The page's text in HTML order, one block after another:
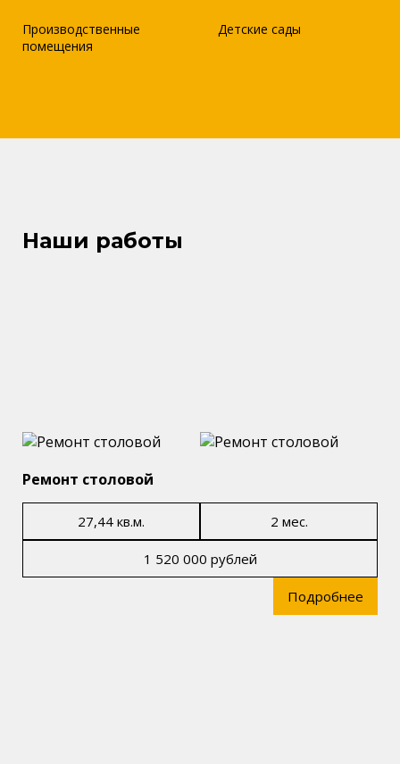
Производственные
помещения
Детские сады
Наши работы
Ремонт столовой
27,44 кв.м. 2 мес.
1 520 000 рублей
Подробнее